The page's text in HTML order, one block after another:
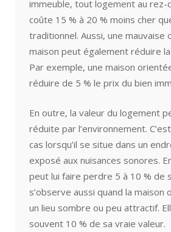
immeuble, tout logement au rez-
coûte 15 % à 20 % moins cher
traditionnel. Aussi, une mauvaise
maison peut également réduire
Par exemple, une maison
réduire de 5 % le prix du bien
En outre, la valeur du logement
réduite par l’environnement.
cas lorsqu’il se situe dans un
exposé aux nuisances sonores.
peut lui faire perdre 5 à 10 % de
s’observe aussi quand la maison
un lieu sombre ou peu attractif.
souvent 10 % de sa vraie valeur.